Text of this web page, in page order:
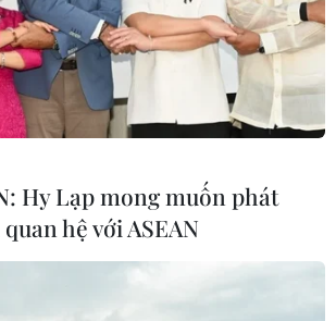
Hy Lạp mong muốn phát
hệ với ASEAN